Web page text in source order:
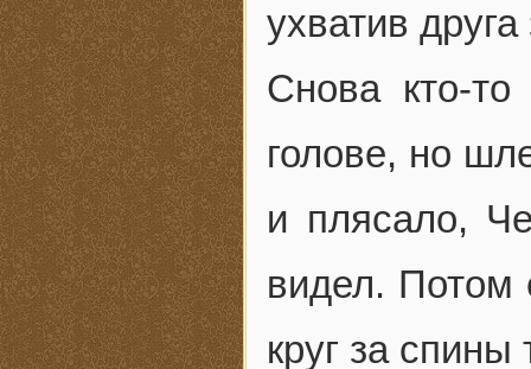
ухватив друга
Снова кто-
голове, но
и плясало,
видел. Потом
круг за